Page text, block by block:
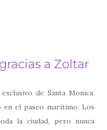
a Zoltar
de Santa Monica,
en el paseo marítimo. Los
la ciudad, pero nunca